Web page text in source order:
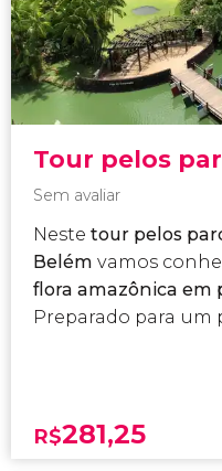
Tour pelos
Sem avaliar
Neste tour pelos
Belém vamos
flora amazônica
Preparado para um
R$281,25